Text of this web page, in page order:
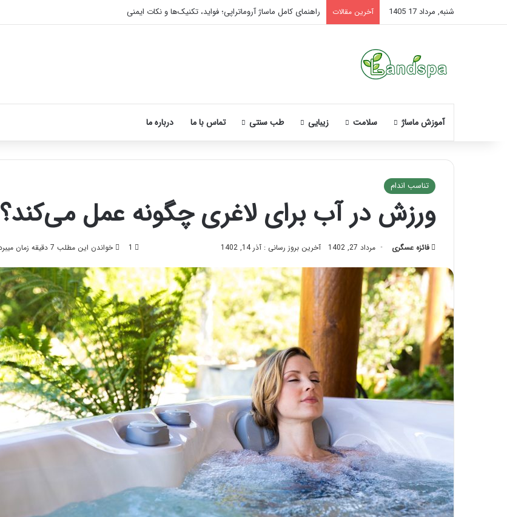
شنبه, مرداد 17 1405 آخرین مقالات راهنمای کامل ماساژ آروماتراپی؛ فواید، تکنیک‌ها و نکات ایمنی
آموزش ماساژ سلامت زیبایی طب سنتی تماس با ما درباره ما
تناسب اندام
ورزش در آب برای لاغری چگونه عمل می‌کند؟
فائزه عسگری مرداد 27, 1402 آخرین بروز رسانی : آذر 14, 1402 1 خواندن این مطلب 7 دقیقه زمان میبرد
نحوه
صورت
از
تزریق
چربی؛
بایدها
و
نبایدهای
آن!
نحوه ماساژ صورت بعد از تزریق چربی؛
بایدها و نبایدهای آن!
آموزش
قولنج
خانه
مهر 8, 1404
آموزش شکستن قولنج در خانه